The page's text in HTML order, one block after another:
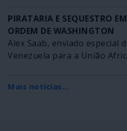
PIRATARIA E SEQUESTRO
ORDEM DE WASHINGTON
Alex Saab, enviado especial
Venezuela para a União
Mais notícias...